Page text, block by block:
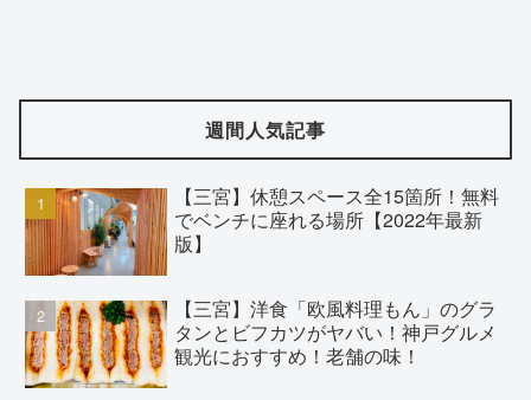
週間人気記事
【三宮】休憩スペース全15箇所！無料
でベンチに座れる場所【2022年最新
版】
【三宮】洋食「欧風料理もん」のグラ
タンとビフカツがヤバい！神戸グルメ
観光におすすめ！老舗の味！